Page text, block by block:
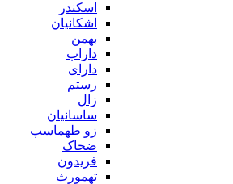
اسکندر
اشکانیان
بهمن
داراب
دارای
رستم
زال
ساسانیان
زو طهماسپ‏
ضحاک
فریدون
تهمورث